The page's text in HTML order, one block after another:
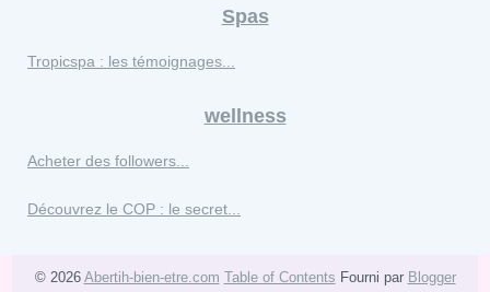
Spas
Tropicspa : les témoignages...
wellness
Acheter des followers...
Découvrez le COP : le secret...
© 2026 Abertih-bien-etre.com Table of Contents Fourni par Blogger